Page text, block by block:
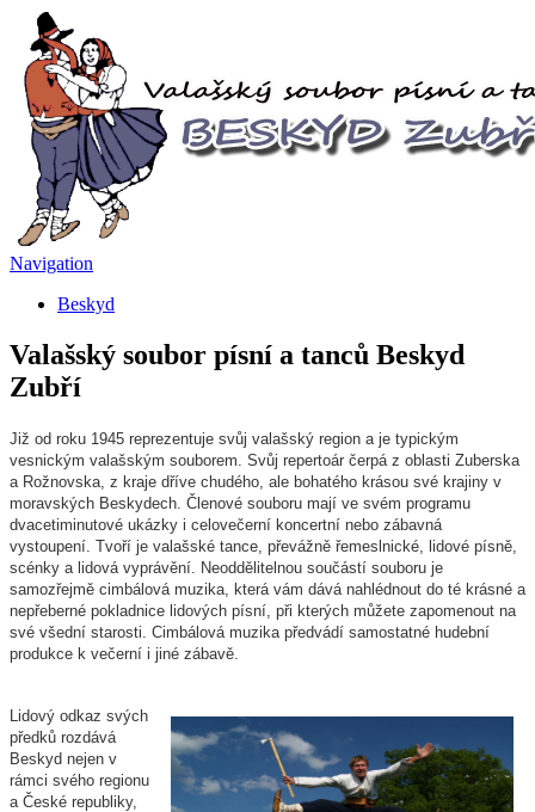
Navigation
Beskyd
Valašský soubor písní a tanců Beskyd
Zubří
Již od roku 1945 reprezentuje svůj valašský region a je typickým
vesnickým valašským souborem. Svůj repertoár čerpá z oblasti Zuberska
a Rožnovska, z kraje dříve chudého, ale bohatého krásou své krajiny v
moravských Beskydech. Členové souboru mají ve svém programu
dvacetiminutové ukázky i celovečerní koncertní nebo zábavná
vystoupení. Tvoří je valašské tance, převážně řemeslnické, lidové písně,
scénky a lidová vyprávění. Neoddělitelnou součástí souboru je
samozřejmě cimbálová muzika, která vám dává nahlédnout do té krásné a
nepřeberné pokladnice lidových písní, při kterých můžete zapomenout na
své všední starosti. Cimbálová muzika předvádí samostatné hudební
produkce k večerní i jiné zábavě.
Lidový odkaz svých
předků rozdává
Beskyd nejen v
rámci svého regionu
a České republiky,